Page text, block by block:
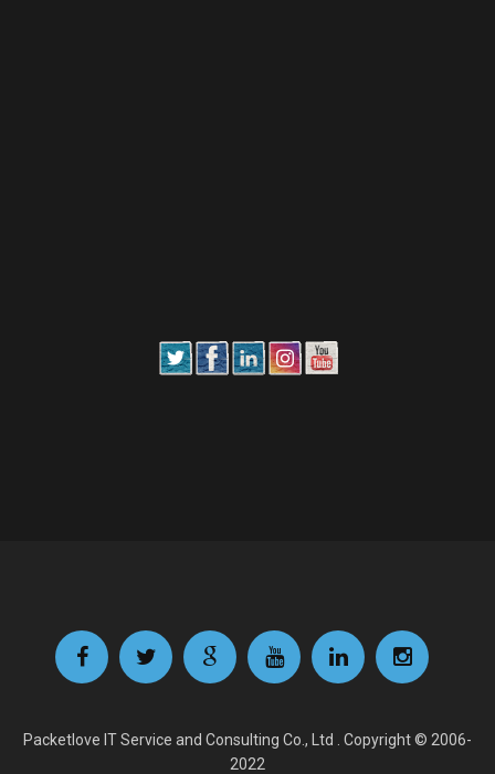
Packetlove IT Service and Consulting Co., Ltd . Copyright © 2006-
2022